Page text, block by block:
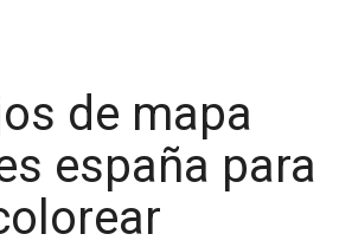
de mapa
españa para